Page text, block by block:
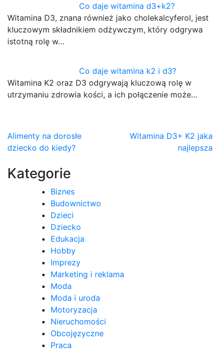
Co daje witamina d3+k2?
Witamina D3, znana również jako cholekalcyferol, jest
kluczowym składnikiem odżywczym, który odgrywa
istotną rolę w…
Co daje witamina k2 i d3?
Witamina K2 oraz D3 odgrywają kluczową rolę w
utrzymaniu zdrowia kości, a ich połączenie może…
Nawigacja
wpisu
Alimenty na dorosłe
dziecko do kiedy?
Witamina D3+ K2 jaka
najlepsza
Kategorie
Biznes
Budownictwo
Dzieci
Dziecko
Edukacja
Hobby
Imprezy
Marketing i reklama
Moda
Moda i uroda
Motoryzacja
Nieruchomości
Obcojęzyczne
Praca